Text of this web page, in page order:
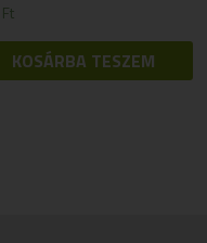
Ft
KOSÁRBA TESZEM